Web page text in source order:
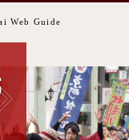
Web Guide